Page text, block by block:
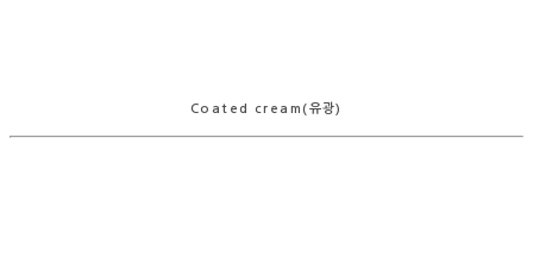
Coated cream(유광)